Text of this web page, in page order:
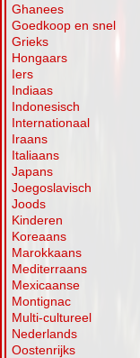
Ghanees
Goedkoop en snel
Grieks
Hongaars
Iers
Indiaas
Indonesisch
Internationaal
Iraans
Italiaans
Japans
Joegoslavisch
Joods
Kinderen
Koreaans
Marokkaans
Mediterraans
Mexicaanse
Montignac
Multi-cultureel
Nederlands
Oostenrijks